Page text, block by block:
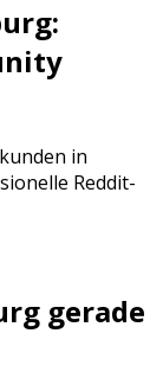
:
in
Reddit-
gerade